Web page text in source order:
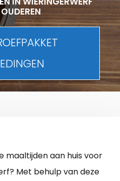
maaltijden aan huis voor
Met behulp van deze